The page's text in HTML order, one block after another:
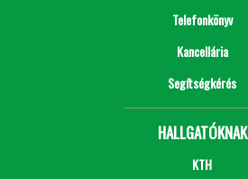
Telefonkönyv
Kancellária
Segítségkérés
HALLGATÓKNAK
KTH